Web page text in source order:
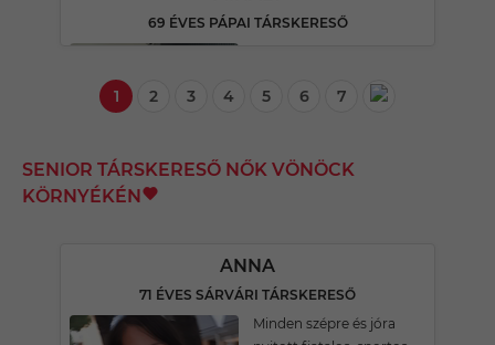
69 ÉVES PÁPAI TÁRSKERESŐ
1 2 3 4 5 6 7
SENIOR TÁRSKERESŐ NŐK VÖNÖCK
KÖRNYÉKÉN
ANNA
71 ÉVES SÁRVÁRI TÁRSKERESŐ
Minden szépre és jóra